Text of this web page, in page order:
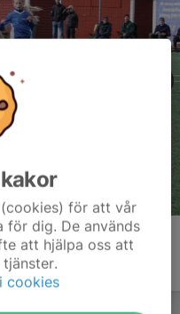
för att vår
för dig. De används
att hjälpa oss att
cookies